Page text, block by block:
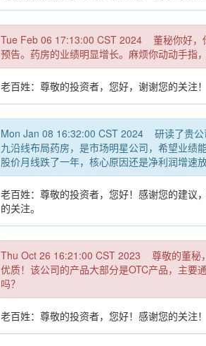
Tue Feb 06 17:13:00 CST 2024 董秘你好，
预告。药房的业绩明显增长。麻烦你动动手指
老百姓：尊敬的投资者，您好，谢谢您的关注！
Mon Jan 08 16:32:00 CST 2024 研读了贵公
九沿线布局药房，是市场明星公司，希望业绩
股价月线跌了一年，核心原因还是净利润增速
老百姓：尊敬的投资者，您好！感谢您的建议
的关注。
Thu Oct 26 16:21:00 CST 2023 尊敬的董秘
优质！该公司的产品大部分是OTC产品，主要
吗？
老百姓：尊敬的投资者，您好！感谢您的关注！